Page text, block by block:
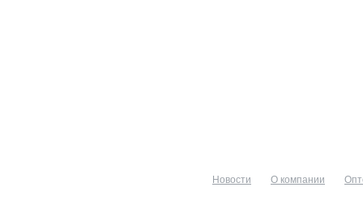
Новости О компании